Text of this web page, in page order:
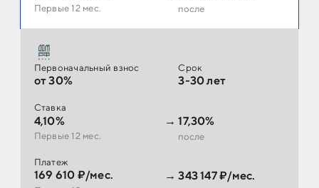
Первые 12 мес. после
Первоначальный взнос
от 30%
Ставка
4,10%
Первые 12 мес.
→ 17,30%
после
Срок
3-30 лет
Платеж
169 610 ₽/мес. → 343 147 ₽/мес.